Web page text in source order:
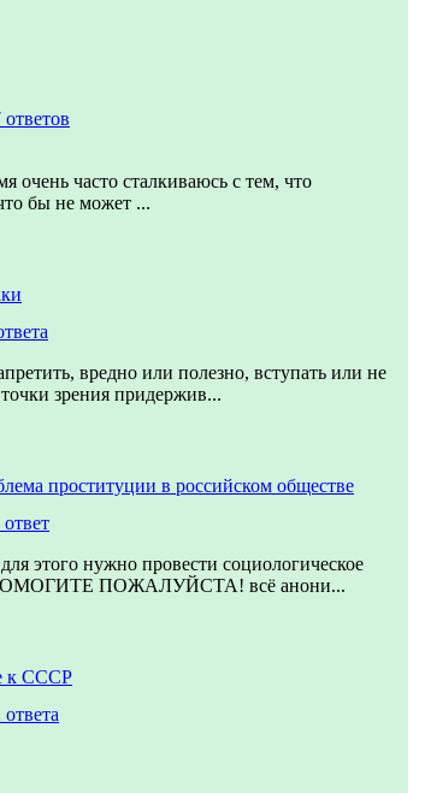
ответов
очень часто сталкиваюсь с тем, что
бы не может ...
вредно или полезно, вступать или не
зрения придержив...
проституции в российском обществе
этого нужно провести социологическое
ПОМОГИТЕ ПОЖАЛУЙСТА! всё анони...
к СССР
ответа